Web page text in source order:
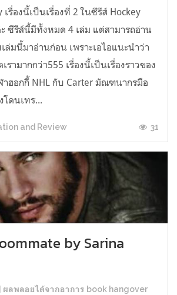
เรื่องนี้เป็นเรื่องที่ 2 ในซีรีส์ Hockey
ซีรีส์นี้มีทั้งหมด 4 เล่ม แต่สามารถอ่าน
ล่มนี้มาอ่านก่อน เพราะเอไอแนะนำว่า
รามากกว่า555 เรื่องนี้เป็นเรื่องราวของ
าฮอกกี้ NHL กับ Carter มัณฑนากรมือ
ดนเทร...
and Review 31
by Sarina
ผลพลอยได้จากอาการ book hangover